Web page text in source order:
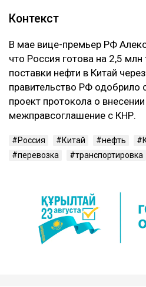
Контекст
В мае вице-премьер РФ
что Россия готова на 2,5 млн
поставки нефти в Китай
правительство РФ одобрило
проект протокола о
межправсоглашение с КНР.
Россия Китай нефть
перевозка
транспортировка